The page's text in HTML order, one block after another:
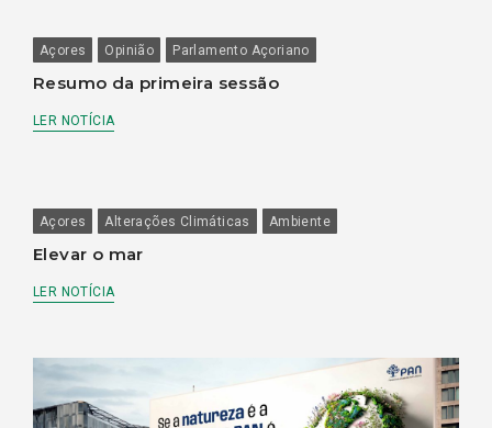
Açores Opinião Parlamento Açoriano
Resumo da primeira sessão
LER NOTÍCIA
Açores Alterações Climáticas Ambiente
Elevar o mar
LER NOTÍCIA